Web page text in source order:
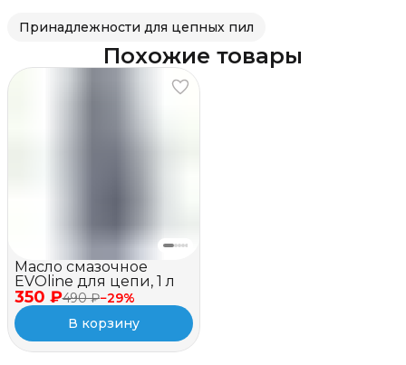
Принадлежности для цепных пил
Похожие товары
350 ₽490 ₽−29%
Масло смазочное
EVOline для цепи, 1 л
В корзину